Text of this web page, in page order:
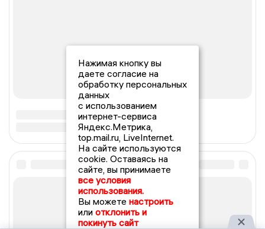
Нажимая кнопку вы
даете согласие на
обработку персональных
данных
с использованием
интернет-сервиса
Яндекс.Метрика,
top.mail.ru, LiveInternet.
На сайте используются
cookie. Оставаясь на
сайте, вы принимаете
все условия
использования.
Вы можете настроить
или отклонить и
покинуть сайт